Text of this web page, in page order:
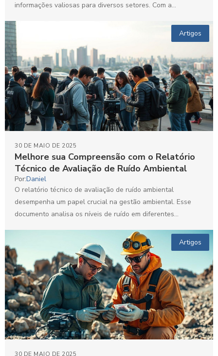
informações valiosas para diversos setores. Com a
Artigos
Melhore sua Compreensão com o Relatório
Técnico de Avaliação de Ruído Ambiental
30 DE MAIO DE 2025
Por:Daniel
O relatório técnico de avaliação de ruído ambiental
desempenha um papel crucial na gestão ambiental. Esse
documento analisa os níveis de ruído em diferentes
Artigos
30 DE MAIO DE 2025